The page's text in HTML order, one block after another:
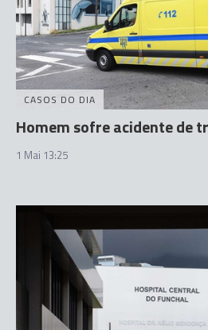
CASOS DO DIA
Homem sofre acidente de
1 Mai 13:25